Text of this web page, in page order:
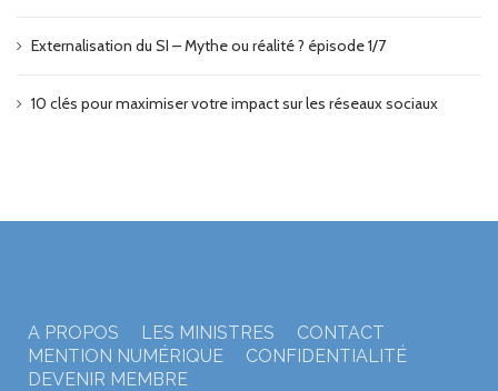
Externalisation du SI – Mythe ou réalité ? épisode 1/7
10 clés pour maximiser votre impact sur les réseaux sociaux
A PROPOS LES MINISTRES
CONTACT
MENTION NUMÉRIQUE
CONFIDENTIALITÉ
DEVENIR MEMBRE